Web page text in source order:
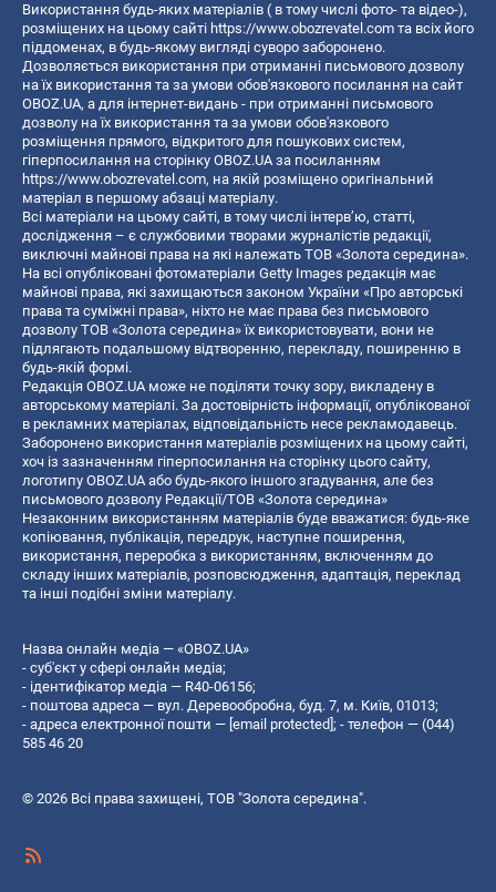
Використання будь-яких матеріалів ( в тому числі фото- та відео-),
розміщених на цьому сайті https://www.obozrevatel.com та всіх його
піддоменах, в будь-якому вигляді суворо заборонено.
Дозволяється використання при отриманні письмового дозволу
на їх використання та за умови обов'язкового посилання на сайт
OBOZ.UA, а для інтернет-видань - при отриманні письмового
дозволу на їх використання та за умови обов'язкового
розміщення прямого, відкритого для пошукових систем,
гіперпосилання на сторінку OBOZ.UA за посиланням
https://www.obozrevatel.com, на якій розміщено оригінальний
матеріал в першому абзаці матеріалу.
Всі матеріали на цьому сайті, в тому числі інтерв’ю, статті,
дослідження – є службовими творами журналістів редакції,
виключні майнові права на які належать ТОВ «Золота середина».
На всі опубліковані фотоматеріали Getty Images редакція має
майнові права, які захищаються законом України «Про авторські
права та суміжні права», ніхто не має права без письмового
дозволу ТОВ «Золота середина» їх використовувати, вони не
підлягають подальшому відтворенню, перекладу, поширенню в
будь-якій формі.
Редакція OBOZ.UA може не поділяти точку зору, викладену в
авторському матеріалі. За достовірність інформації, опублікованої
в рекламних матеріалах, відповідальність несе рекламодавець.
Заборонено використання матеріалів розміщених на цьому сайті,
хоч із зазначенням гіперпосилання на сторінку цього сайту,
логотипу OBOZ.UA або будь-якого іншого згадування, але без
письмового дозволу Редакції/ТОВ «Золота середина»
Незаконним використанням матеріалів буде вважатися: будь-яке
копiювання, публiкацiя, передрук, наступне поширення,
використання, переробка з використанням, включенням до
складу інших матеріалів, розповсюдження, адаптація, переклад
та інші подібні зміни матеріалу.
Назва онлайн медіа — «OBOZ.UA»
- суб'єкт у сфері онлайн медіа;
- ідентифікатор медіа — R40-06156;
- поштова адреса — вул. Деревообробна, буд. 7, м. Київ, 01013;
- адреса електронної пошти — [email protected] ; - телефон — (044)
585 46 20
© 2026 Всі права захищені, ТОВ "Золота середина".